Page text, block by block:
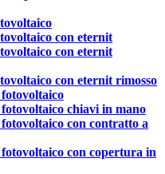
con eternit
con eternit
con eternit rimosso
chiavi in mano
con contratto a
con copertura in